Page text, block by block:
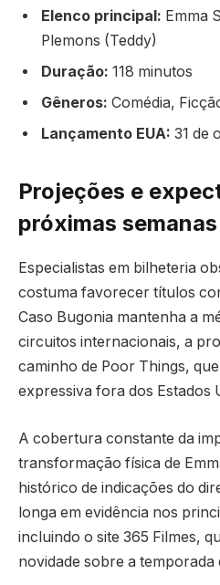
Elenco principal: Emma
Plemons (Teddy)
Duração: 118 minutos
Gêneros: Comédia,
Lançamento EUA: 31 de
Projeções e
próximas semanas
Especialistas em bilheteria
costuma favorecer títulos
Caso Bugonia mantenha a
circuitos internacionais, a
caminho de Poor Things,
expressiva fora dos Estados
A cobertura constante da
transformação física de
histórico de indicações do
longa em evidência nos
incluindo o site 365 Filmes,
novidade sobre a temporada